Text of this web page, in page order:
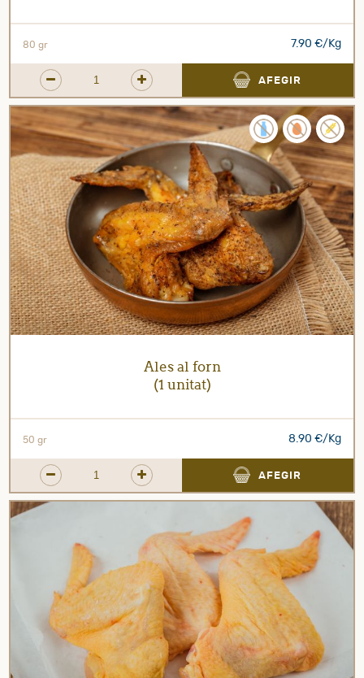
80 gr 7.90 €/Kg
AFEGIR
Ales al forn
(1 unitat)
50 gr 8.90 €/Kg
AFEGIR